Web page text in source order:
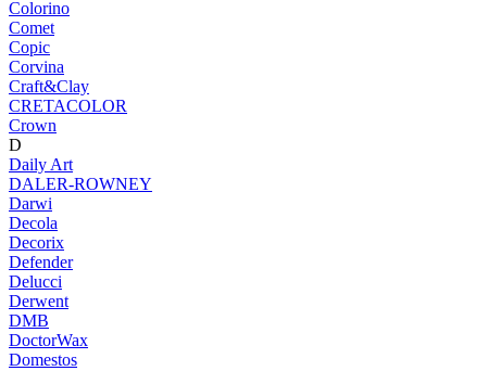
Colorino
Comet
Copic
Corvina
Craft&Clay
CRETACOLOR
Crown
D
Daily Art
DALER-ROWNEY
Darwi
Decola
Decorix
Defender
Delucci
Derwent
DMB
DoctorWax
Domestos